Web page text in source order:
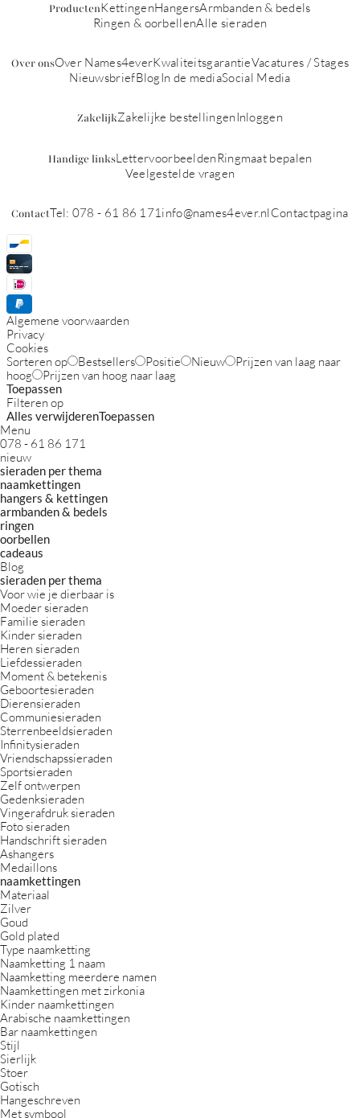
ProductenKettingenHangersArmbanden & bedels
Ringen & oorbellenAlle sieraden
Over onsOver Names4everKwaliteitsgarantieVacatures / Stages
NieuwsbriefBlogIn de mediaSocial Media
ZakelijkZakelijke bestellingenInloggen
Handige linksLettervoorbeeldenRingmaat bepalen
Veelgestelde vragen
ContactTel: 078 - 61 86 171 info@names4ever.nlContactpagina
Algemene voorwaarden
Privacy
Cookies
Sorteren op
Bestsellers Positie Nieuw
Prijzen van laag naar
hoog
Prijzen van hoog naar laag
Toepassen
Filteren op
Alles verwijderenToepassen
Menu
078 - 61 86 171
nieuw
sieraden per thema
naamkettingen
hangers & kettingen
armbanden & bedels
ringen
oorbellen
cadeaus
Blog
sieraden per thema
Voor wie je dierbaar is
Moeder sieraden
Familie sieraden
Kinder sieraden
Heren sieraden
Liefdessieraden
Moment & betekenis
Geboortesieraden
Dierensieraden
Communiesieraden
Sterrenbeeldsieraden
Infinitysieraden
Vriendschapssieraden
Sportsieraden
Zelf ontwerpen
Gedenksieraden
Vingerafdruk sieraden
Foto sieraden
Handschrift sieraden
Ashangers
Medaillons
naamkettingen
Materiaal
Zilver
Goud
Gold plated
Type naamketting
Naamketting 1 naam
Naamketting meerdere namen
Naamkettingen met zirkonia
Kinder naamkettingen
Arabische naamkettingen
Bar naamkettingen
Stijl
Sierlijk
Stoer
Gotisch
Hangeschreven
Met symbool